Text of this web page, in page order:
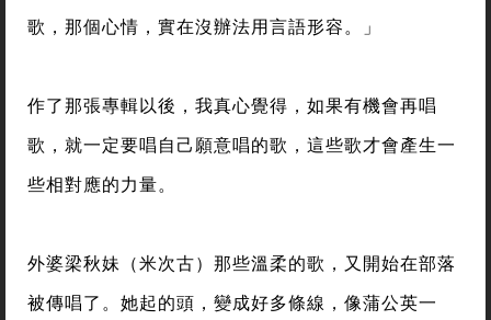
歌，那個心情，實在沒辦法用言語形容。」
作了那張專輯以後，我真心覺得，如果有機會再唱
歌，就一定要唱自己願意唱的歌，這些歌才會產生一
些相對應的力量。
外婆梁秋妹（米次古）那些溫柔的歌，又開始在部落
被傳唱了。她起的頭，變成好多條線，像蒲公英一